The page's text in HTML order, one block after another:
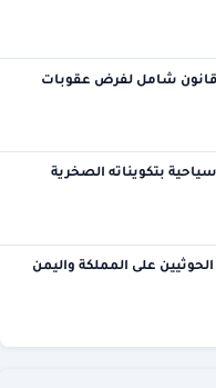
قانون شامل لفرض عقوبات
بتكويناته الصخرية
على المملكة واليمن